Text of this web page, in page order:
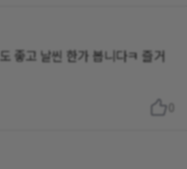
좋고 날씬 한가 봅니다ㅋ 즐거